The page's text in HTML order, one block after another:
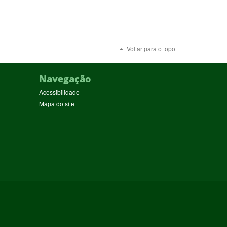
Voltar para o topo
Navegação
Acessibilidade
Mapa do site